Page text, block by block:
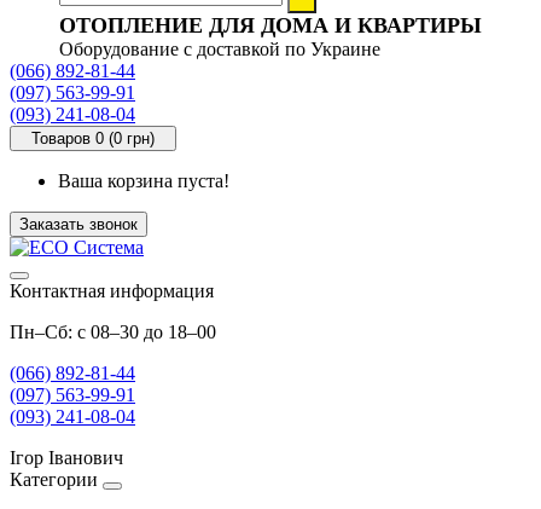
ОТОПЛЕНИЕ ДЛЯ ДОМА И КВАРТИРЫ
Оборудование с доставкой по Украине
(066) 892-81-44
(097) 563-99-91
(093) 241-08-04
Товаров 0 (0 грн)
Ваша корзина пуста!
Заказать звонок
Контактная информация
Пн–Сб: с 08–30 до 18–00
(066) 892-81-44
(097) 563-99-91
(093) 241-08-04
Ігор Іванович
Категории